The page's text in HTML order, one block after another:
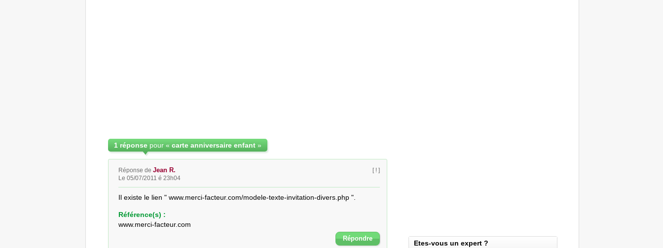
1 réponse pour « carte anniversaire enfant»
Réponse de Jean R.
Le 05/07/2011 é 23h04
[ ! ]
Il existe le lien " www.merci-facteur.com/modele-texte-invitation-divers.php ".
Référence(s) :
www.merci-facteur.com
Répondre
Etes-vous un expert ?